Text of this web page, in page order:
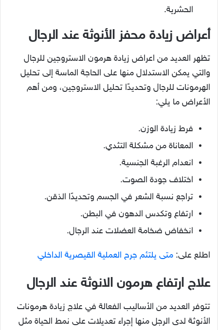
الحشرية.
أعراض زيادة محفز الأنوثة عند الرجال
تظهر العديد من اعراض زيادة هرمون الاستروجين للرجال
والتي يمكن الاستدلال منها على الحاجة الماسة إلى تحليل
الهرمونات للرجال وتحديدًا تحليل الاستروجين، ومن أهم
الأعراض ما يلي:
فرط زيادة الوزن.
المعاناة من مشكلة التثدي.
انعدام الرغبة الجنسية.
اختلاف جودة الصوت.
تراجع نسبة الشعر في الجسم وتحديدًا الذقن.
ارتفاع وتكدس الدهون في البطن.
انخفاض ضخامة العضلات عند الرجال.
اطلع على: متى يلتئم جرح العملية القيصرية الداخلي
علاج ارتفاع هرمون الانوثة عند الرجال
تتوفر العديد من الأساليب الفعالة في علاج زيادة هرمونات
الأنوثة لدى الرجل منها إجراء تعديلات على نمط الحياة مثل